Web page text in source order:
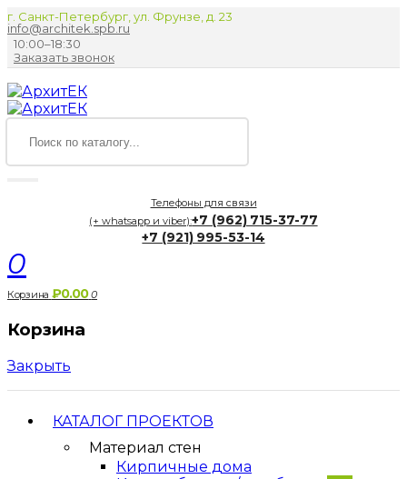
г. Санкт-Петербург, ул. Фрунзе, д. 23
info@architek.spb.ru
10:00–18:30
Заказать звонок
Телефоны для связи
(+ whatsapp и viber):+7 (962) 715-37-77
+7 (921) 995-53-14
0
Корзина ₽0.000
Корзина
Закрыть
КАТАЛОГ ПРОЕКТОВ
Материал стен
Кирпичные дома